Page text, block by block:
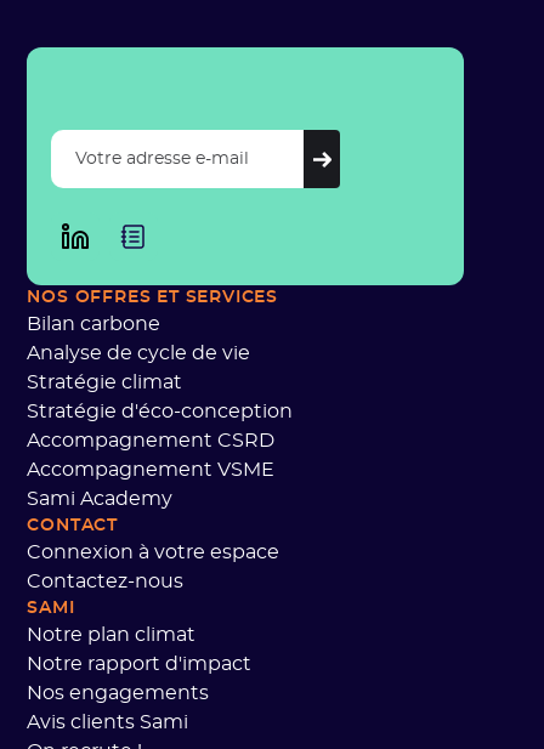
NOS OFFRES ET SERVICES
Bilan carbone
Analyse de cycle de vie
Stratégie climat
Stratégie d'éco-conception
Accompagnement CSRD
Accompagnement VSME
Sami Academy
CONTACT
Connexion à votre espace
Contactez-nous
SAMI
Notre plan climat
Notre rapport d'impact
Nos engagements
Avis clients Sami